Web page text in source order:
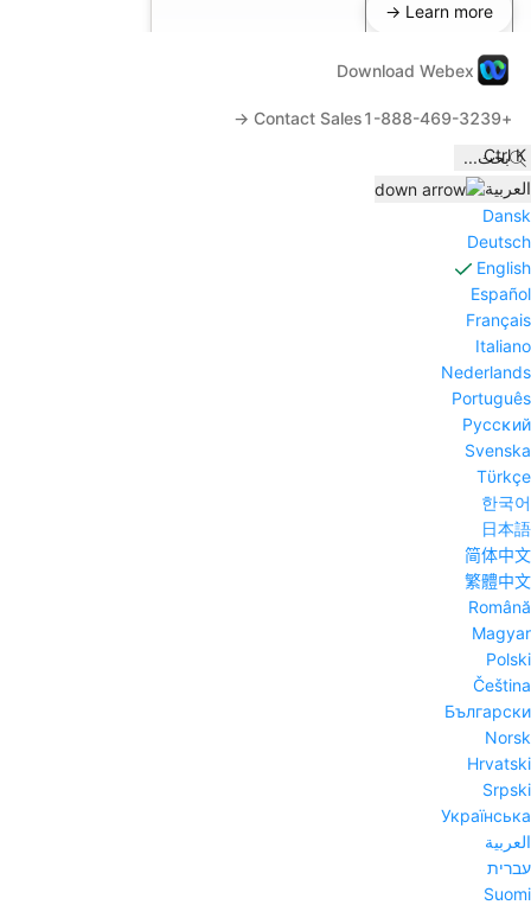
Learn more →
Download Webex
+1-888-469-3239
Contact Sales →
بحث... Ctrl K
العربية
Dansk
Deutsch
English
Español
Français
Italiano
Nederlands
Português
Pyccĸий
Svenska
Tϋrkçe
한국어
日本語
简体中文
繁體中文
Română
Magyar
Polski
Čeština
Български
Norsk
Hrvatski
Srpski
Українська
العربية
עברית
Suomi